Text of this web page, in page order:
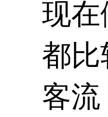
现
都比
客